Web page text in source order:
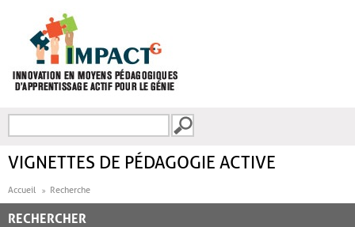
FORMULAIRE DE
VIGNETTES DE PÉDAGOGIE ACTIVE
Accueil Recherche
RECHERCHER